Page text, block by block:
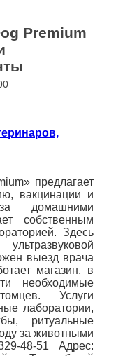
Premium
предлагает
вакцинации и
домашними
собственным
Здесь
выезд врача
магазин, в
необходимые
Услуги
лаборатории,
ритуальные
за животными
48-51 Адрес: